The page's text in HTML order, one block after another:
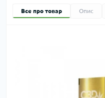
Все про товар Опис